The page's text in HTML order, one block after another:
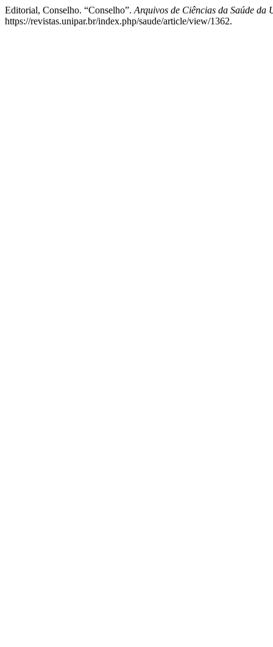
Editorial, Conselho. “Conselho”. Arquivos de Ciências da Saúde da
https://revistas.unipar.br/index.php/saude/article/view/1362.